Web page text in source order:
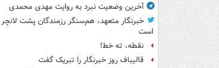
آخرین وضعیت نبرد به روایت مهدی محمدی
خبرنگار متعهد، هم‌سنگر رزمندگان پشت لانچر
است
نقطه، ته خط!
قالیباف روز خبرنگار را تبریک گفت